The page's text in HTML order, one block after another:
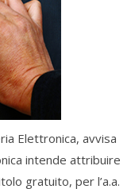
Elettronica, avvisa
intende attribuire
gratuito, per l’a.a.